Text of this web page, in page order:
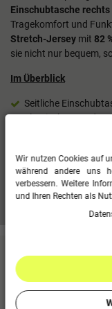
Einschubtasche rechts
Tragekomfort und
Stretch-Jersey mit 82
sie nicht nur bequem,
Im Überblick
Seitliche
Elastischer Bund
Polyester-Stretch-
Mehr Informationen
Für diesen Artikel
Wir nutzen Cookies auf
während andere uns
verbessern. Weitere
und Ihren Rechten als